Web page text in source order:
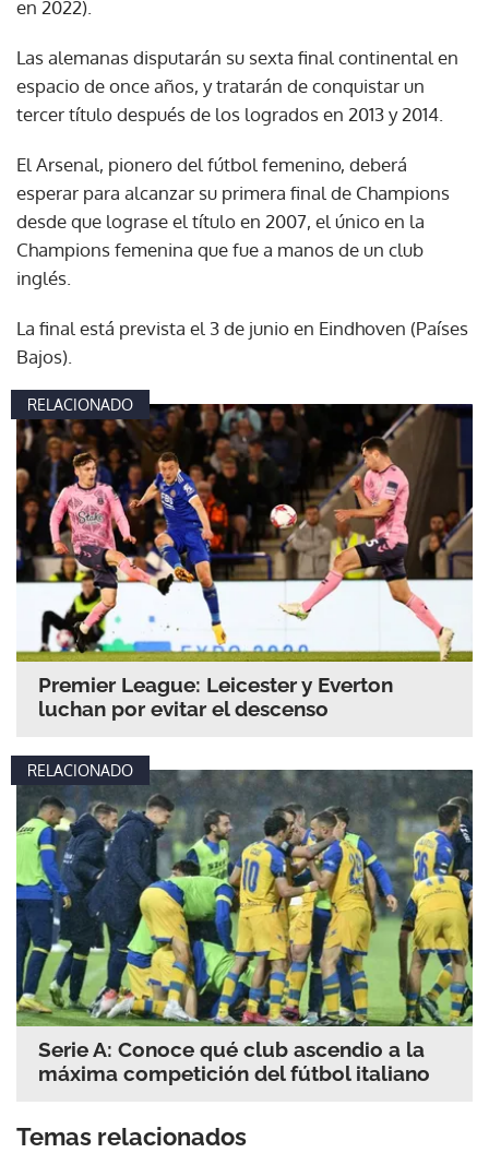
en 2022).
Las alemanas disputarán su sexta final continental en
espacio de once años, y tratarán de conquistar un
tercer título después de los logrados en 2013 y 2014.
El Arsenal, pionero del fútbol femenino, deberá
esperar para alcanzar su primera final de Champions
desde que lograse el título en 2007, el único en la
Champions femenina que fue a manos de un club
inglés.
La final está prevista el 3 de junio en Eindhoven (Países
Bajos).
RELACIONADO
Premier League: Leicester y Everton
luchan por evitar el descenso
RELACIONADO
Serie A: Conoce qué club ascendio a la
máxima competición del fútbol italiano
Temas relacionados